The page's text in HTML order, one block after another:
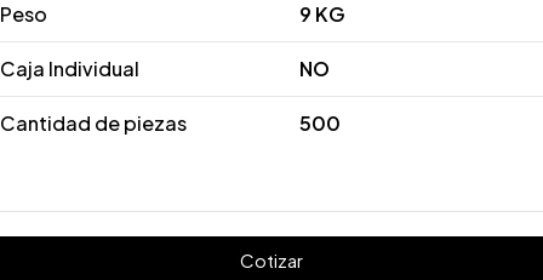
Peso 9 KG
Caja Individual NO
Cantidad de piezas 500
Cotizar